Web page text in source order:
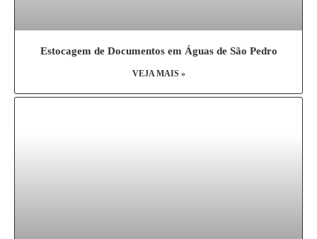
Estocagem de Documentos em Águas de São Pedro
VEJA MAIS »